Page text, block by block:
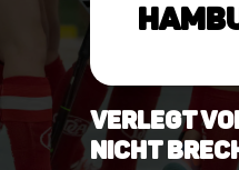
verlegt
nicht